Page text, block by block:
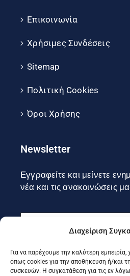
Διαχείριση
Για να παρέχουμε την καλύτερη εμπειρία,
όπως cookies για την αποθήκευση ή/και
συσκευών. Η συγκατάθεση για τις εν
Επικοινωνία
Χρήσιμες Συνδέσεις
Sitemap
Πολιτική Cookies
Όροι Χρήσης
Newsletter
Εγγραφείτε και μείνετε
νέα και τις ανακοινώσεις
Εγγραφή